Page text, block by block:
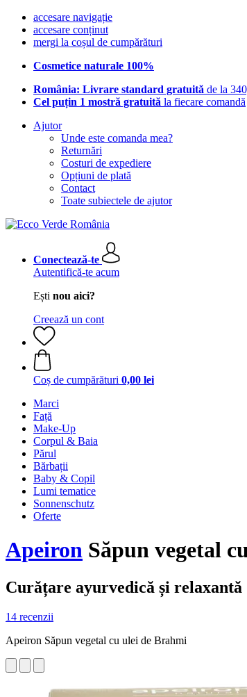
accesare navigație
accesare conținut
mergi la coșul de cumpărături
Cosmetice naturale 100%
România: Livrare standard gratuită de la
Cel puțin 1 mostră gratuită la fiecare comandă
Ajutor
Unde este comanda mea?
Returnări
Costuri de expediere
Opțiuni de plată
Contact
Toate subiectele de ajutor
Conectează-te
Autentifică-te acum
Ești nou aici?
Creează un cont
Coș de cumpărături 0,00 lei
Marci
Față
Make-Up
Corpul & Baia
Părul
Bărbații
Baby & Copil
Lumi tematice
Sonnenschutz
Oferte
Apeiron Săpun vegetal
Curățare ayurvedică și relaxantă
14 recenzii
Apeiron Săpun vegetal cu ulei de Brahmi